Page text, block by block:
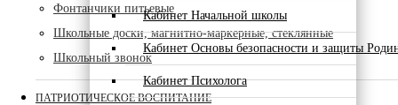
Кабинет Начальной школы
Кабинет Основы безопасности и защиты
Кабинет Психолога
Фонтанчики питьевые
Школьные доски, магнитно-маркерные, стеклянные
Школьный звонок
ПАТРИОТИЧЕСКОЕ ВОСПИТАНИЕ